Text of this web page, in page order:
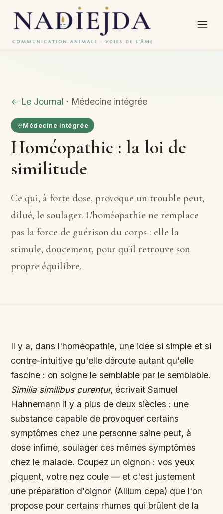
← Le Journal · Médecine intégrée
Médecine intégrée
Homéopathie : la loi de
similitude
Ce qui, à forte dose, provoque un trouble peut,
dilué, le soulager. L'homéopathie ne remplace
pas la force de guérison du corps : elle la
stimule, doucement, pour qu'il retrouve son
propre équilibre.
Il y a, dans l'homéopathie, une idée si simple et si
contre-intuitive qu'elle déroute autant qu'elle
fascine : on soigne le semblable par le semblable.
Similia similibus curentur, écrivait Samuel
Hahnemann il y a plus de deux siècles : une
substance capable de provoquer certains
symptômes chez une personne saine peut, à
dose infime, soulager ces mêmes symptômes
chez le malade. Coupez un oignon : vos yeux
piquent, votre nez coule — et c'est justement
une préparation d'oignon (Allium cepa) que l'on
propose pour certains rhumes qui brûlent de la